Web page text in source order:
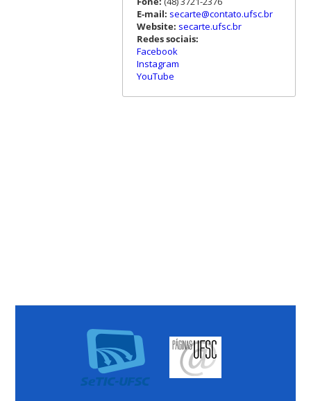
E-mail: secarte@contato.ufsc.br
Website: secarte.ufsc.br
Redes sociais:
Facebook
Instagram
YouTube